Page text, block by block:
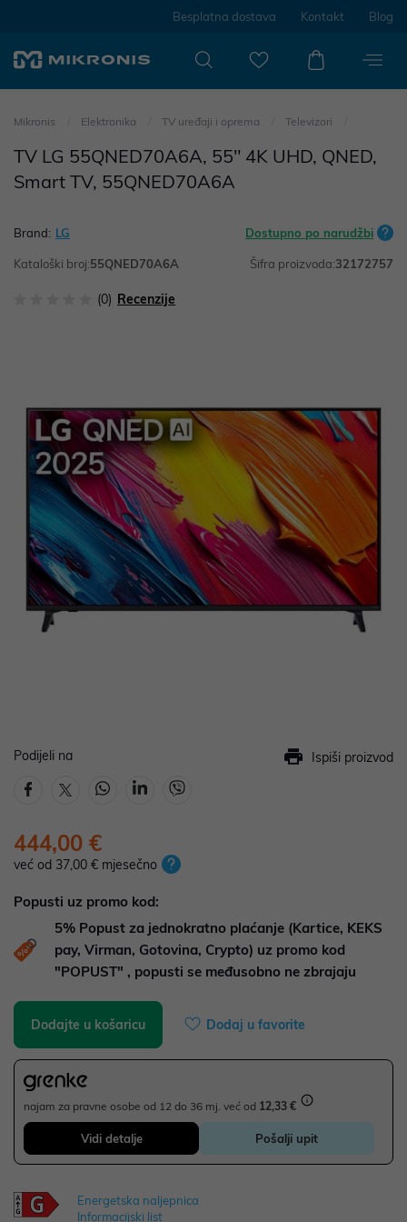
Besplatna dostava Kontakt Blog
Mikronis Elektronika TV uređaji i oprema Televizori
TV LG 55QNED70A6A, 55" 4K UHD, QNED,
Smart TV, 55QNED70A6A
Brand: LG Dostupno po narudžbi
Kataloški broj:55QNED70A6A Šifra proizvoda:32172757
(0) Recenzije
Podijeli na Ispiši proizvod
444,00 €
već od 37,00 € mjesečno
Popusti uz promo kod:
5% Popust za jednokratno plaćanje (Kartice, KEKS
pay, Virman, Gotovina, Crypto) uz promo kod
"POPUST" , popusti se međusobno ne zbrajaju
Dodajte u košaricu Dodaj u favorite
najam za pravne osobe od 12 do 36 mj. već od 12,33 €
Vidi detalje Pošalji upit
Energetska naljepnica
Informacijski list